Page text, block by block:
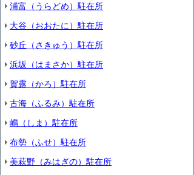
浦富（うらどめ）駐在所
大谷（おおたに）駐在所
砂丘（さきゅう）駐在所
浜坂（はまさか）駐在所
賀露（かろ）駐在所
古海（ふるみ）駐在所
嶋（しま）駐在所
布勢（ふせ）駐在所
美萩野（みはぎの）駐在所